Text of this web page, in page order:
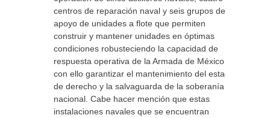
centros de reparación naval y seis grupos de
apoyo de unidades a flote que permiten
construir y mantener unidades en óptimas
condiciones robusteciendo la capacidad de
respuesta operativa de la Armada de México y
con ello garantizar el mantenimiento del estado
de derecho y la salvaguarda de la soberanía
nacional. Cabe hacer mención que estas
instalaciones navales que se encuentran